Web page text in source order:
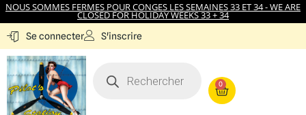
NOUS SOMMES FERMES POUR CONGES LES SEMAINES 33 ET 34 - WE ARE
CLOSED FOR HOLIDAY WEEKS 33 + 34
Se connecter S'inscrire
0